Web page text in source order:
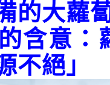
的大蘿
含意：
不絕」